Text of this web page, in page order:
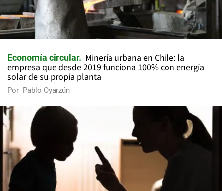
Economía circular
Minería urbana en Chile: la
empresa que desde 2019 funciona 100% con energía
solar de su propia planta
Por Pablo Oyarzún